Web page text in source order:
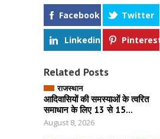
Facebook Twitter
Linkedin Pinterest
Related Posts
राजस्थान
आदिवासियों की समस्याओं के त्वरित
समाधान के लिए 13 से 15...
August 8, 2026